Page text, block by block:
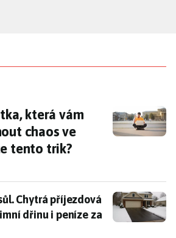
která vám pomůže
která vám
chaos ve
tento trik?
Chytrá příjezdová cesta vám
Chytrá příjezdová
dřinu i peníze za